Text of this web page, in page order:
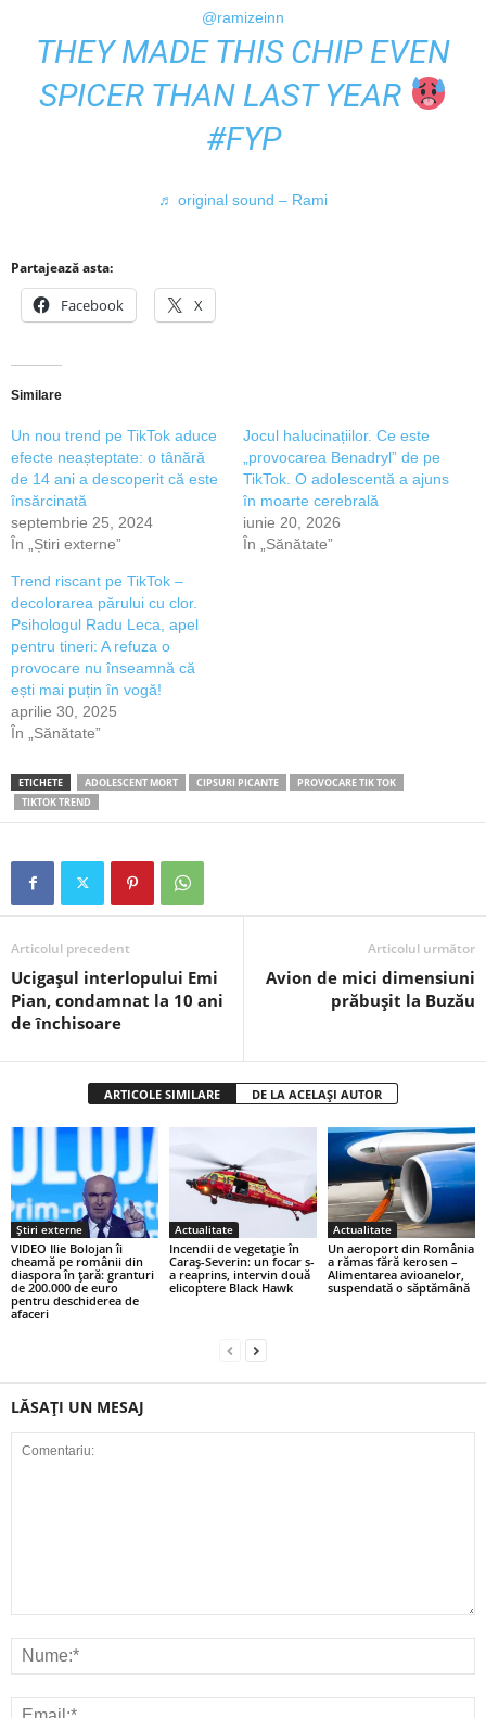
@ramizeinn
THEY MADE THIS CHIP EVEN
SPICER THAN LAST YEAR
#FYP
♬ original sound – Rami
Partajează asta:
Facebook X
Similare
Un nou trend pe TikTok aduce
efecte neașteptate: o tânără
de 14 ani a descoperit că este
însărcinată
septembrie 25, 2024
În „Știri externe”
Jocul halucinațiilor. Ce este
„provocarea Benadryl” de pe
TikTok. O adolescentă a ajuns
în moarte cerebrală
iunie 20, 2026
În „Sănătate”
Trend riscant pe TikTok –
decolorarea părului cu clor.
Psihologul Radu Leca, apel
pentru tineri: A refuza o
provocare nu înseamnă că
ești mai puțin în vogă!
aprilie 30, 2025
În „Sănătate”
ETICHETE ADOLESCENT MORT CIPSURI PICANTE
PROVOCARE TIK TOK
TIKTOK TREND
Articolul precedent
Ucigașul interlopului Emi
Pian, condamnat la 10 ani
de închisoare
Articolul următor
Avion de mici dimensiuni
prăbușit la Buzău
ARTICOLE SIMILARE DE LA ACELAȘI AUTOR
Știri externe
VIDEO Ilie Bolojan îi
cheamă pe românii din
diaspora în țară: granturi
de 200.000 de euro
pentru deschiderea de
afaceri
Actualitate
Incendii de vegetație în
Caraș-Severin: un focar s-
a reaprins, intervin două
elicoptere Black Hawk
Actualitate
Un aeroport din România
a rămas fără kerosen –
Alimentarea avioanelor,
suspendată o săptămână
LĂSAȚI UN MESAJ